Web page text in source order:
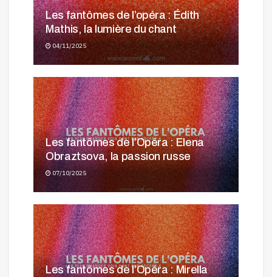
Les fantômes de l’opéra : Édith
Mathis, la lumière du chant
04/11/2025
Les fantômes de l’Opéra : Elena
Obraztsova, la passion russe
07/10/2025
Les fantômes de l’Opéra : Mirella